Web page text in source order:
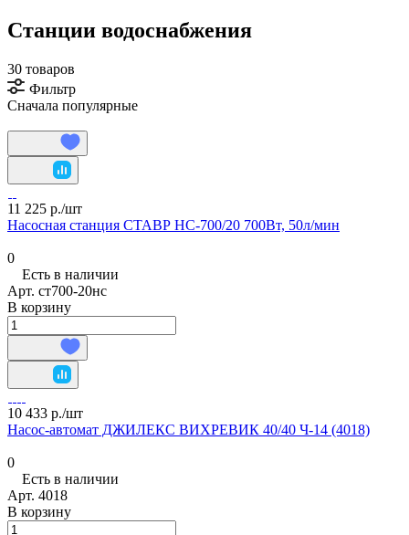
Станции водоснабжения
30 товаров
Фильтр
Сначала популярные
11 225 р./шт
Насосная станция СТАВР НС-700/20 700Вт, 50л/мин
0
Есть в наличии
Арт. ст700-20нс
В корзину
10 433 р./шт
Насос-автомат ДЖИЛЕКС ВИХРЕВИК 40/40 Ч-14 (4018)
0
Есть в наличии
Арт. 4018
В корзину